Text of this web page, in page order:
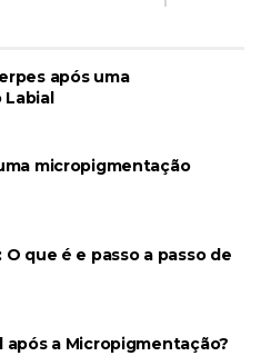
após uma
Labial
micropigmentação
O que é e passo a passo de
após a Micropigmentação?